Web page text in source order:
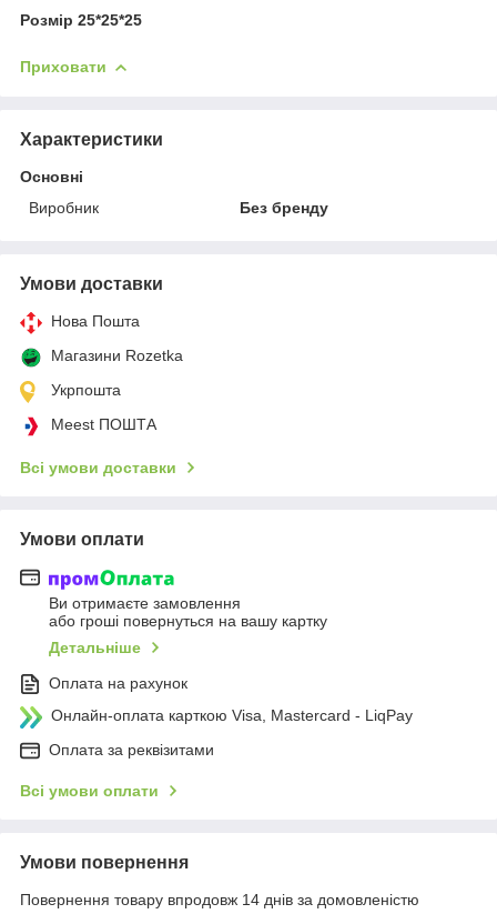
Розмір 25*25*25
Приховати
Характеристики
Основні
Виробник
Без бренду
Умови доставки
Нова Пошта
Магазини Rozetka
Укрпошта
Meest ПОШТА
Всі умови доставки
Умови оплати
Ви отримаєте замовлення
або гроші повернуться на вашу картку
Детальніше
Оплата на рахунок
Онлайн-оплата карткою Visa, Mastercard - LiqPay
Оплата за реквізитами
Всі умови оплати
Умови повернення
Повернення товару впродовж 14 днів за домовленістю